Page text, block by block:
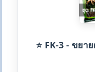
⭐ FK-3 - ขยา